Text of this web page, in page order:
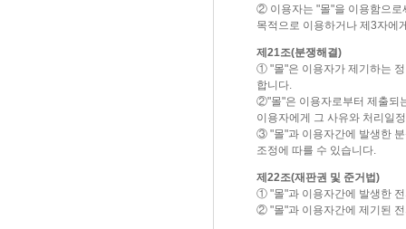
② 이용자는 "몰"을 이용함으로
목적으로 이용하거나 제3자에
제21조(분쟁해결)
① "몰"은 이용자가 제기하는
합니다.
②"몰"은 이용자로부터 제출되
이용자에게 그 사유와 처리일
③ "몰"과 이용자간에 발생한
조정에 따를 수 있습니다.
제22조(재판권 및 준거법)
① "몰"과 이용자간에 발생한
② "몰"과 이용자간에 제기된